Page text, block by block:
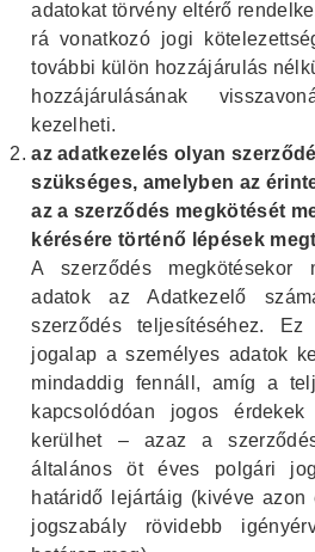
adatokat törvény eltérő
rá vonatkozó jogi
további külön hozzájárulás
hozzájárulásának
kezelheti.
az adatkezelés olyan
szükséges, amelyben az
az a szerződés megkötését
kérésére történő lépések
A szerződés megkötésekor
adatok az Adatkezelő
szerződés teljesítéséhez.
jogalap a személyes adatok
mindaddig fennáll, amíg a
kapcsolódóan jogos
kerülhet – azaz a
általános öt éves polgári
határidő lejártáig (kivéve azon
jogszabály rövidebb